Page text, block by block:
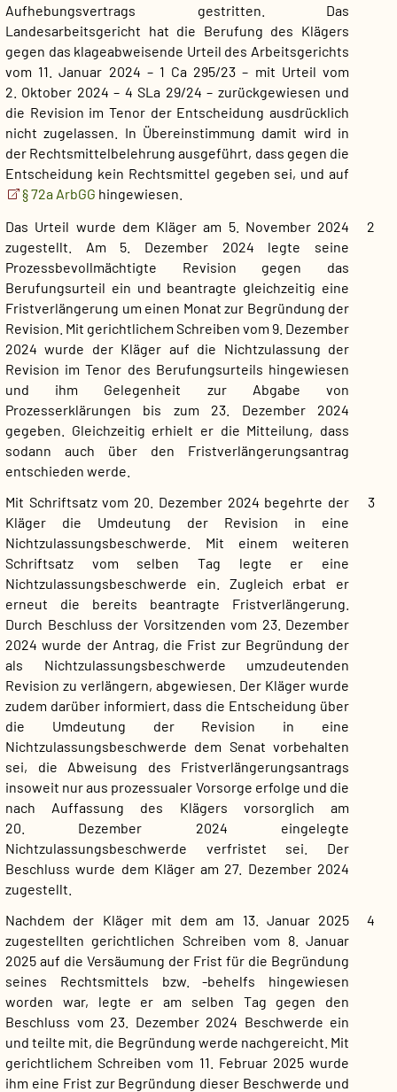
Aufhebungsvertrags gestritten. Das
Landesarbeitsgericht hat die Berufung des Klägers
gegen das klageabweisende Urteil des Arbeitsgerichts
vom 11. Januar 2024 – 1 Ca 295/23 – mit Urteil vom
2. Oktober 2024 – 4 SLa 29/24 – zurückgewiesen und
die Revision im Tenor der Entscheidung ausdrücklich
nicht zugelassen. In Übereinstimmung damit wird in
der Rechtsmittelbelehrung ausgeführt, dass gegen die
Entscheidung kein Rechtsmittel gegeben sei, und auf
§ 72a ArbGG hingewiesen.
2
Das Urteil wurde dem Kläger am 5. November 2024
zugestellt. Am 5. Dezember 2024 legte seine
Prozessbevollmächtigte Revision gegen das
Berufungsurteil ein und beantragte gleichzeitig eine
Fristverlängerung um einen Monat zur Begründung der
Revision. Mit gerichtlichem Schreiben vom 9. Dezember
2024 wurde der Kläger auf die Nichtzulassung der
Revision im Tenor des Berufungsurteils hingewiesen
und ihm Gelegenheit zur Abgabe von
Prozesserklärungen bis zum 23. Dezember 2024
gegeben. Gleichzeitig erhielt er die Mitteilung, dass
sodann auch über den Fristverlängerungsantrag
entschieden werde.
3
Mit Schriftsatz vom 20. Dezember 2024 begehrte der
Kläger die Umdeutung der Revision in eine
Nichtzulassungsbeschwerde. Mit einem weiteren
Schriftsatz vom selben Tag legte er eine
Nichtzulassungsbeschwerde ein. Zugleich erbat er
erneut die bereits beantragte Fristverlängerung.
Durch Beschluss der Vorsitzenden vom 23. Dezember
2024 wurde der Antrag, die Frist zur Begründung der
als Nichtzulassungsbeschwerde umzudeutenden
Revision zu verlängern, abgewiesen. Der Kläger wurde
zudem darüber informiert, dass die Entscheidung über
die Umdeutung der Revision in eine
Nichtzulassungsbeschwerde dem Senat vorbehalten
sei, die Abweisung des Fristverlängerungsantrags
insoweit nur aus prozessualer Vorsorge erfolge und die
nach Auffassung des Klägers vorsorglich am
20. Dezember 2024 eingelegte
Nichtzulassungsbeschwerde verfristet sei. Der
Beschluss wurde dem Kläger am 27. Dezember 2024
zugestellt.
4
Nachdem der Kläger mit dem am 13. Januar 2025
zugestellten gerichtlichen Schreiben vom 8. Januar
2025 auf die Versäumung der Frist für die Begründung
seines Rechtsmittels bzw. -behelfs hingewiesen
worden war, legte er am selben Tag gegen den
Beschluss vom 23. Dezember 2024 Beschwerde ein
und teilte mit, die Begründung werde nachgereicht. Mit
gerichtlichem Schreiben vom 11. Februar 2025 wurde
ihm eine Frist zur Begründung dieser Beschwerde und